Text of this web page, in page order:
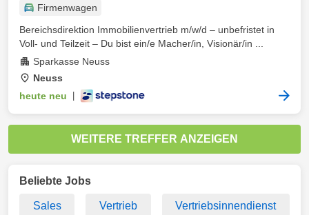
Firmenwagen
Bereichsdirektion Immobilienvertrieb m/w/d – unbefristet in
Voll- und Teilzeit – Du bist ein/e Macher/in, Visionär/in ...
Sparkasse Neuss
Neuss
heute neu
WEITERE TREFFER ANZEIGEN
Beliebte Jobs
Sales Vertrieb Vertriebsinnendienst